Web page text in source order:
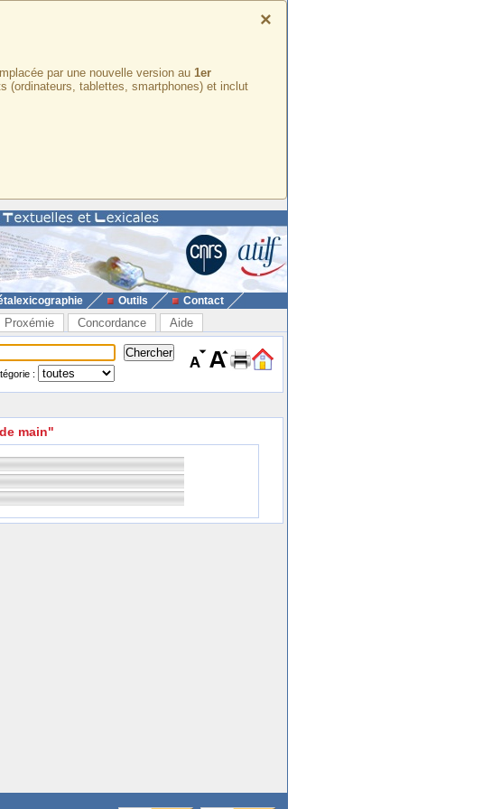
×
par une nouvelle version au 1er
(ordinateurs, tablettes, smartphones) et inclut
Outils Contact
Proxémie Concordance Aide
:
main"